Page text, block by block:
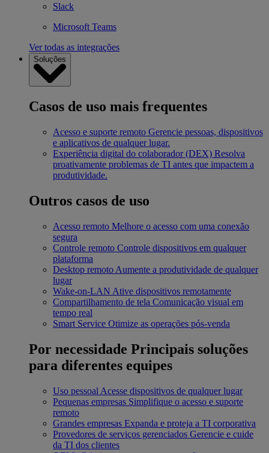
Slack
Microsoft Teams
Ver todas as integrações
Soluções
Casos de uso mais frequentes
Acesso e suporte remoto Gerencie pessoas, dispositivos
e aplicativos de qualquer lugar.
Experiência digital do colaborador (DEX) Resolva
proativamente problemas de TI antes que impactem a
produtividade.
Outros casos de uso
Acesso remoto Melhore o acesso com uma conexão
segura
Controle remoto Controle dispositivos em qualquer
plataforma
Desktop remoto Aumente a produtividade de qualquer
lugar
Wake-on-LAN Ative dispositivos remotamente
Compartilhamento de tela Comunicação visual em
tempo real
Smart Service Otimize as operações pós-venda
Por necessidade Principais soluções
para diferentes equipes
Uso pessoal Acesse dispositivos de qualquer lugar
Pequenas empresas Simplifique o acesso e suporte
remoto
Grandes empresas Expanda e proteja a TI corporativa
Provedores de serviços gerenciados Gerencie e cuide
da TI dos clientes